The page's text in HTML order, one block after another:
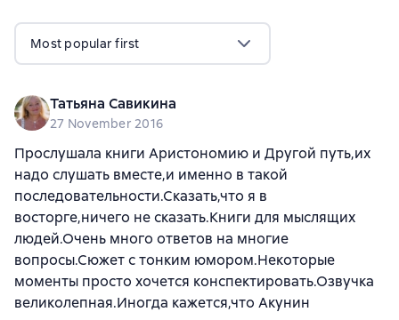
Most popular first
Татьяна Савикина
27 November 2016
Прослушала книги Аристономию и Другой путь,их
надо слушать вместе,и именно в такой
последовательности.Сказать,что я в
восторге,ничего не сказать.Книги для мыслящих
людей.Очень много ответов на многие
вопросы.Сюжет с тонким юмором.Некоторые
моменты просто хочется конспектировать.Озвучка
великолепная.Иногда кажется,что Акунин